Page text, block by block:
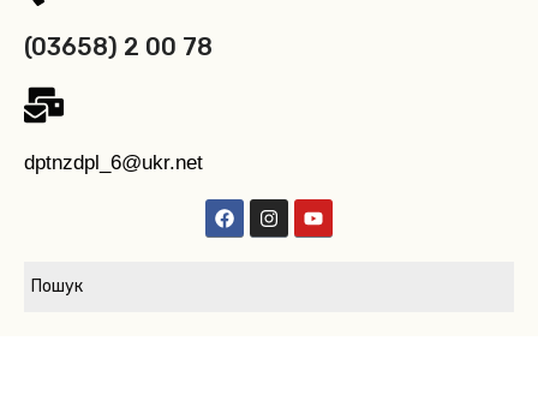
(03658) 2 00 78
dptnzdpl_6@ukr.net